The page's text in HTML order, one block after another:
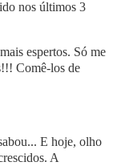
nos últimos 3
espertos. Só me
Comê-los de
E hoje, olho
A